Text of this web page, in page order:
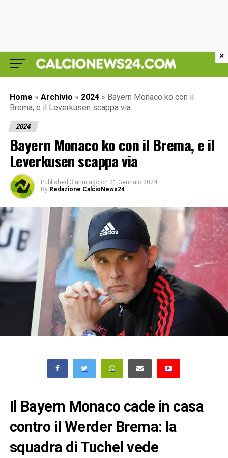
Home » Archivio » 2024 » Bayern Monaco ko con il
Brema, e il Leverkusen scappa via
2024
Bayern Monaco ko con il Brema, e il
Leverkusen scappa via
Published 3 anni ago on 21 Gennaio 2024
By Redazione CalcioNews24
Il Bayern Monaco cade in casa
contro il Werder Brema: la
squadra di Tuchel vede
×